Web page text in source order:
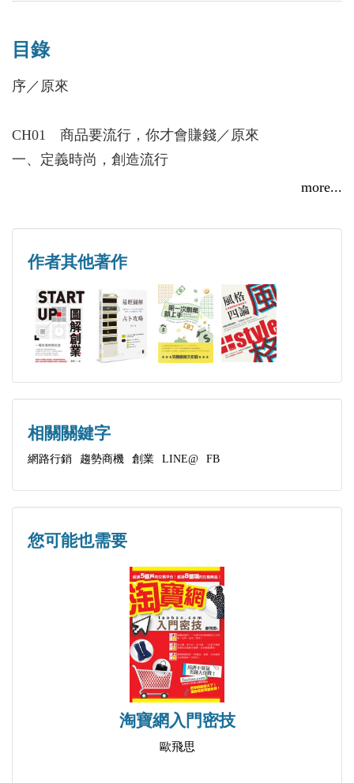
◎國立高雄第一科技大學創業管理碩士
訓練處教育長
◎嘉義市就業服務推廣協會「Line社群行銷實務及應
目錄
序／原來
CH01 商品要流行，你才會賺錢／原來
一、定義時尚，創造流行
CH02 打造成功的時尚品牌！／原來
一、換顆系統思維的腦袋
二、寫份完美的品牌行銷企劃！
CH03 社群網路與LINE實務操作／葉方良
一、社群網路行銷與LINE的快速崛起
二、LINE個人功能操作實例
三、Facebook和LINE交互行銷傳播力無限
四、 Facebook Page（粉絲頁）的建立流程及廣告投
CH04 創業，你準備好了嗎？／原來
more...
作者其他著作
相關關鍵字
網路行銷 趨勢商機 創業 LINE@ FB
您可能也需要
淘寶網入門密技
歐飛思